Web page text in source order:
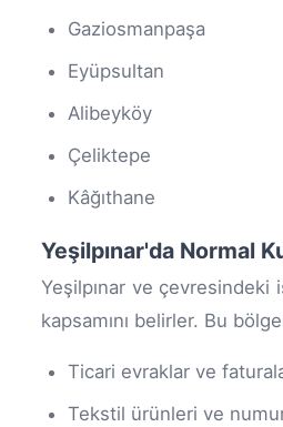
Gaziosmanpaşa
Eyüpsultan
Alibeyköy
Çeliktepe
Kâğıthane
Yeşilpınar'da Normal
Yeşilpınar ve
kapsamını belirler. Bu
Ticari evraklar ve
Tekstil ürünleri ve